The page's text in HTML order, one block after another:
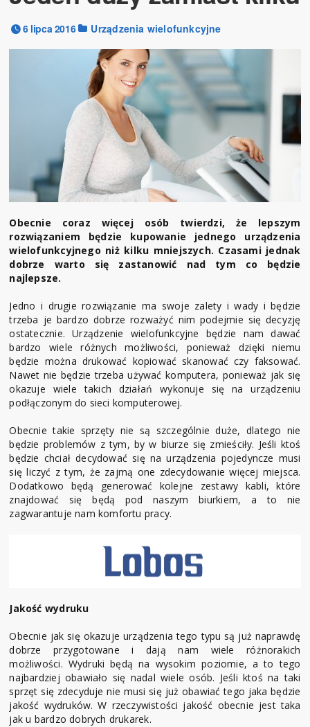
6 lipca 2016 Urządzenia wielofunkcyjne
Obecnie coraz więcej osób twierdzi, że lepszym
rozwiązaniem będzie kupowanie jednego urządzenia
wielofunkcyjnego niż kilku mniejszych. Czasami jednak
dobrze warto się zastanowić nad tym co będzie
najlepsze.
Jedno i drugie rozwiązanie ma swoje zalety i wady i będzie
trzeba je bardzo dobrze rozważyć nim podejmie się decyzję
ostatecznie. Urządzenie wielofunkcyjne będzie nam dawać
bardzo wiele różnych możliwości, ponieważ dzięki niemu
będzie można drukować kopiować skanować czy faksować.
Nawet nie będzie trzeba używać komputera, ponieważ jak się
okazuje wiele takich działań wykonuje się na urządzeniu
podłączonym do sieci komputerowej.
Obecnie takie sprzęty nie są szczególnie duże, dlatego nie
będzie problemów z tym, by w biurze się zmieściły. Jeśli ktoś
będzie chciał decydować się na urządzenia pojedyncze musi
się liczyć z tym, że zajmą one zdecydowanie więcej miejsca.
Dodatkowo będą generować kolejne zestawy kabli, które
znajdować się będą pod naszym biurkiem, a to nie
zagwarantuje nam komfortu pracy.
Jakość wydruku
Obecnie jak się okazuje urządzenia tego typu są już naprawdę
dobrze przygotowane i dają nam wiele różnorakich
możliwości. Wydruki będą na wysokim poziomie, a to tego
najbardziej obawiało się nadal wiele osób. Jeśli ktoś na taki
sprzęt się zdecyduje nie musi się już obawiać tego jaka będzie
jakość wydruków. W rzeczywistości jakość obecnie jest taka
jak u bardzo dobrych drukarek.